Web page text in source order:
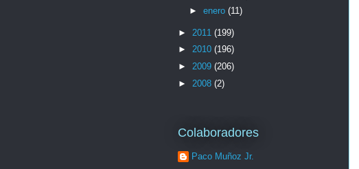
► enero (11)
► 2011 (199)
► 2010 (196)
► 2009 (206)
► 2008 (2)
Colaboradores
Paco Muñoz Jr.